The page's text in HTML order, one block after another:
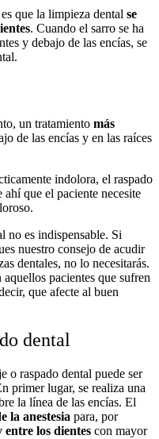
que la limpieza dental se
. Cuando el sarro se ha
y debajo de las encías, se
un tratamiento más
de las encías y en las raíces
indolora, el raspado
ahí que el paciente necesite
no es indispensable. Si
nuestro consejo de acudir
dentales, no lo necesitarás.
pacientes que sufren
que afecte al buen
dental
o raspado dental puede ser
primer lugar, se realiza una
la línea de las encías. El
la anestesia para, por
entre los dientes con mayor